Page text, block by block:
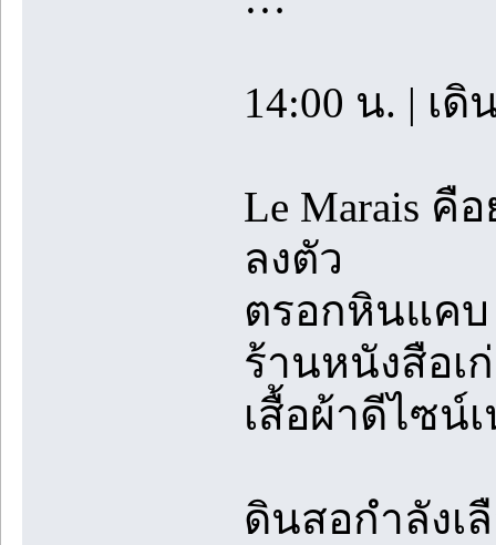
14:00 น. | เ
Le Marais
ลงตัว
ตรอกหินแคบ
ร้านหนังสือเ
เสื้อผ้าดีไซน์
ดินสอกำลังเ